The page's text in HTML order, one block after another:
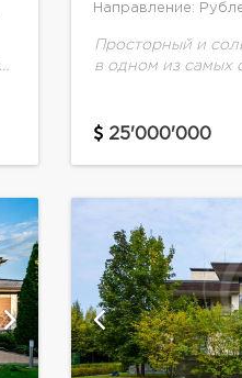
Направление:
Просторный и
в одном из самых
живописной
25'000'000